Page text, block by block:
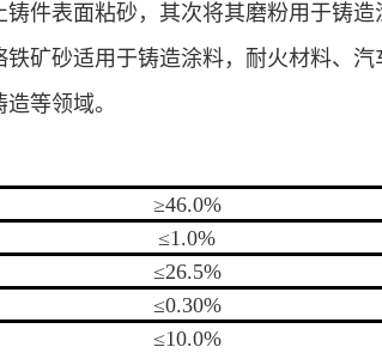
件表面粘砂，其次将其磨粉用于铸造
矿砂适用于铸造涂料，耐火材料、
等领域。
≥46.0%
≤1.0%
≤26.5%
≤0.30%
≤10.0%